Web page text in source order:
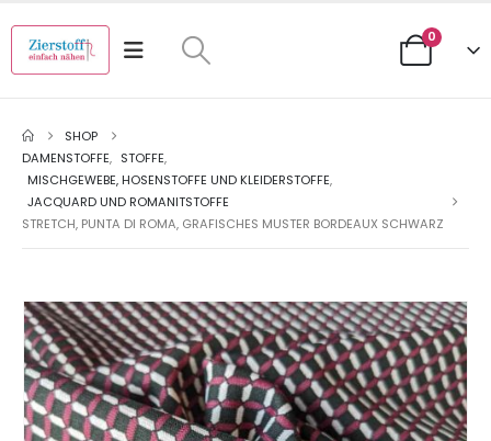
0
SHOP
DAMENSTOFFE, STOFFE,
MISCHGEWEBE, HOSENSTOFFE UND KLEIDERSTOFFE,
JACQUARD UND ROMANITSTOFFE
STRETCH, PUNTA DI ROMA, GRAFISCHES MUSTER BORDEAUX SCHWARZ